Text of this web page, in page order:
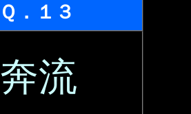
Ｑ．１３
奔流